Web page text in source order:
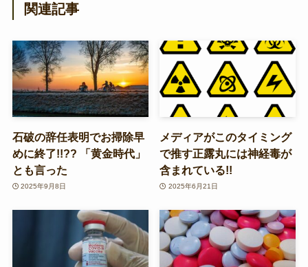
関連記事
石破の辞任表明でお掃除早
めに終了!!?? 「黄金時代」
とも言った
2025年9月8日
メディアがこのタイミング
で推す正露丸には神経毒が
含まれている!!
2025年6月21日